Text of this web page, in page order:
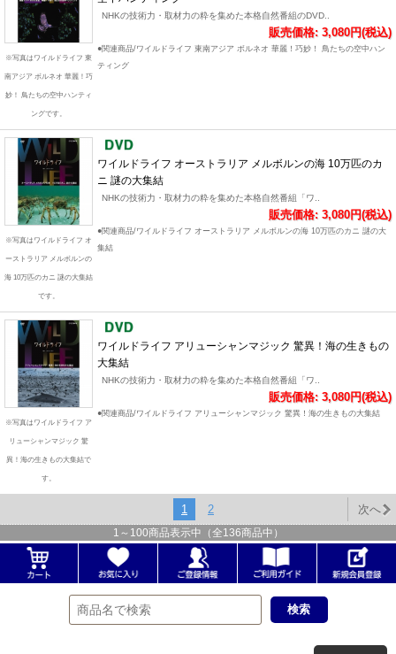
※写真はワイルドライフ 東
南アジア ボルネオ 華麗！巧
妙！ 鳥たちの空中ハンティ
ングです。
NHKの技術力・取材力の粋を集めた本格自然番組のDVD..
販売価格: 3,080円(税込)
●関連商品/ワイルドライフ 東南アジア ボルネオ 華麗！巧妙！ 鳥たちの空中ハン
ティング
※写真はワイルドライフ オ
ーストラリア メルボルンの
海 10万匹のカニ 謎の大集結
です。
ワイルドライフ オーストラリア メルボルンの海 10万匹のカ
ニ 謎の大集結
NHKの技術力・取材力の粋を集めた本格自然番組「ワ..
販売価格: 3,080円(税込)
●関連商品/ワイルドライフ オーストラリア メルボルンの海 10万匹のカニ 謎の大
集結
※写真はワイルドライフ ア
リューシャンマジック 驚
異！海の生きもの大集結で
す。
ワイルドライフ アリューシャンマジック 驚異！海の生きもの
大集結
NHKの技術力・取材力の粋を集めた本格自然番組「ワ..
販売価格: 3,080円(税込)
●関連商品/ワイルドライフ アリューシャンマジック 驚異！海の生きもの大集結
1 2 次へ
1 ～ 100商品表示中（全136商品中）